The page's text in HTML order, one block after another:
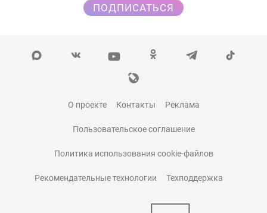
ПОДПИСАТЬСЯ
О проекте Контакты Реклама
Пользовательское соглашение
Политика использования cookie-файлов
Рекомендательные технологии Техподдержка